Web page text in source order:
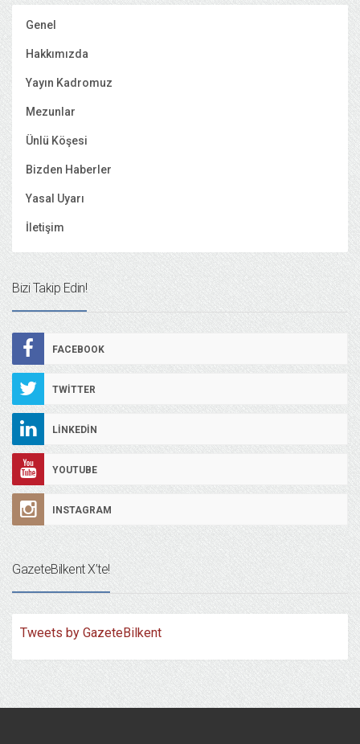
Genel
Hakkımızda
Yayın Kadromuz
Mezunlar
Ünlü Köşesi
Bizden Haberler
Yasal Uyarı
İletişim
Bizi Takip Edin!
FACEBOOK
TWITTER
LINKEDIN
YOUTUBE
INSTAGRAM
GazeteBilkent X’te!
Tweets by GazeteBilkent